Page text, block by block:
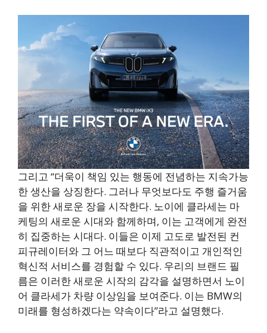
그리고 “더욱이 책임 있는 행동에 전념하는 지속가능
한 생산을 상징한다. 그러나 무엇보다도 주행 즐거움
을 위한 새로운 장을 시작한다. 노이에 클라세는 마
케팅의 새로운 시대와 함께하며, 이는 고객에게 완전
히 집중하는 시대다. 이들은 이제 고도로 발전된 컨
피규레이터와 그 어느 때보다 직관적이고 개인적인
혁신적 서비스를 경험할 수 있다. 우리의 브랜드 필
름은 이러한 새로운 시작의 감각을 설명하면서 노이
어 클라세가 차량 이상임을 보여준다. 이는 BMW의
미래를 형성하겠다는 약속이다”라고 설명했다.